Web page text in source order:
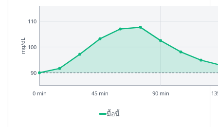
90
100
110
0 min 45 min 90 min
mg/dL
มื้อนี้